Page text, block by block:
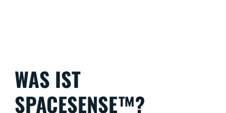
WAS IST
SPACESENSE™?